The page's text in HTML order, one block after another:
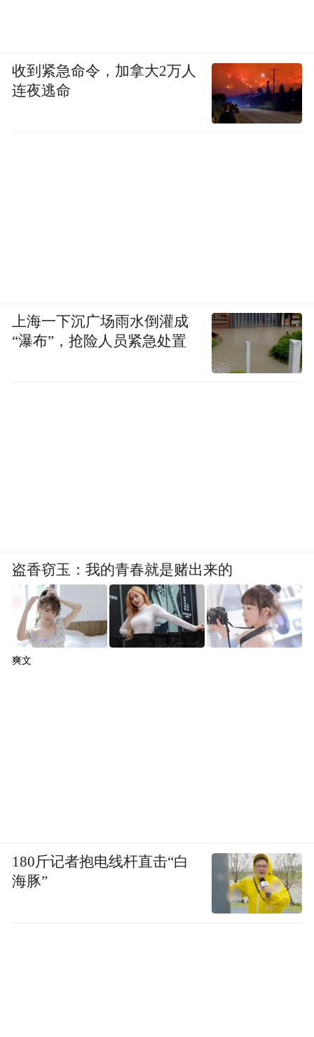
收到紧急命令，加拿大2万人
连夜逃命
上海一下沉广场雨水倒灌成
“瀑布”，抢险人员紧急处置
盗香窃玉：我的青春就是赌出来的
爽文
180斤记者抱电线杆直击“白
海豚”